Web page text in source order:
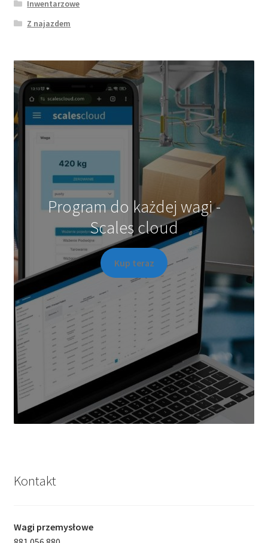
Inwentarzowe
Z najazdem
Program do każdej wagi -
Scales cloud
Kup teraz
Kontakt
Wagi przemysłowe